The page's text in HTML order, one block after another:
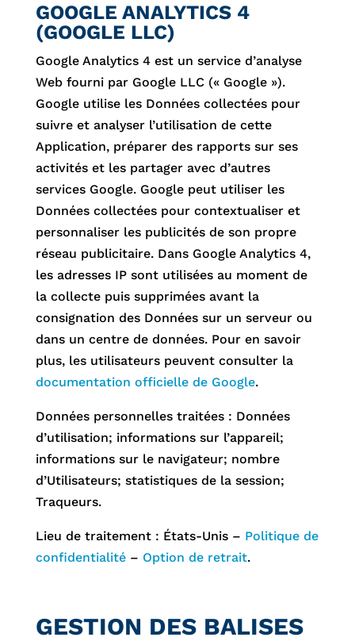
GOOGLE ANALYTICS 4
(GOOGLE LLC)
Google Analytics 4 est un service d’analyse
Web fourni par Google LLC (« Google »).
Google utilise les Données collectées pour
suivre et analyser l’utilisation de cette
Application, préparer des rapports sur ses
activités et les partager avec d’autres
services Google. Google peut utiliser les
Données collectées pour contextualiser et
personnaliser les publicités de son propre
réseau publicitaire. Dans Google Analytics 4,
les adresses IP sont utilisées au moment de
la collecte puis supprimées avant la
consignation des Données sur un serveur ou
dans un centre de données. Pour en savoir
plus, les utilisateurs peuvent consulter la
documentation officielle de Google.
Données personnelles traitées : Données
d’utilisation; informations sur l’appareil;
informations sur le navigateur; nombre
d’Utilisateurs; statistiques de la session;
Traqueurs.
Lieu de traitement : États-Unis – Politique de
confidentialité– Option de retrait.
GESTION DES BALISES